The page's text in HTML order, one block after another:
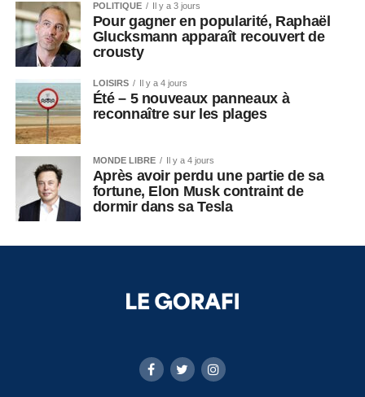
POLITIQUE Il y a 3 jours
Pour gagner en popularité, Raphaël
Glucksmann apparaît recouvert de
crousty
LOISIRS Il y a 4 jours
Été – 5 nouveaux panneaux à
reconnaître sur les plages
MONDE LIBRE Il y a 4 jours
Après avoir perdu une partie de sa
fortune, Elon Musk contraint de
dormir dans sa Tesla